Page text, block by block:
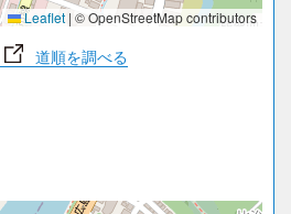
Leaflet | © OpenStreetMap contributors
道順を調べる